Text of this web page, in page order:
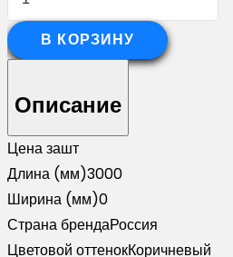
Планка
опорная
внешняя
для
забора
жалюзи
Palermo
0,5
В КОРЗИНУ
Описание
Цена зашт
Длина (мм)3000
Ширина (мм)0
Страна брендаРоссия
Цветовой оттенокКоричневый